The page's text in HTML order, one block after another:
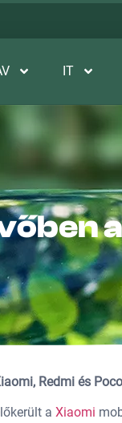
IT
Redmi és
a Xiaomi